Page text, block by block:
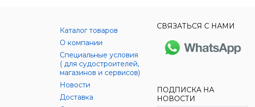
Каталог товаров
О компании
Специальные условия
( для судостроителей,
магазинов и сервисов)
Новости
Доставка
СВЯЗАТЬСЯ С НАМИ
ПОДПИСКА НА
НОВОСТИ